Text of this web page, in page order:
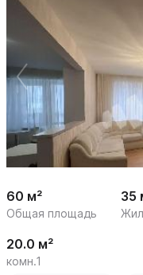
1
/
60 м²
Общая площадь
35
20.0 м²
комн.1